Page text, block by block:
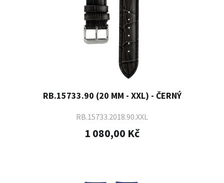
RB.15733.90 (20 MM - XXL) - ČERNÝ
RB.15733.2018.90.XXL
1 080,00 Kč